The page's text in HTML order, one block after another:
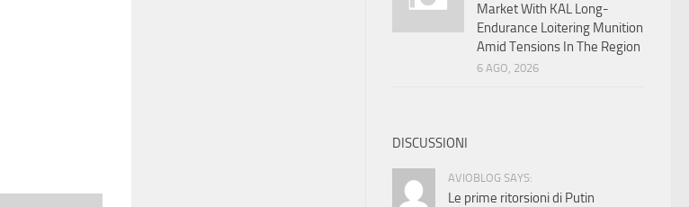
Market With KAL Long-
Endurance Loitering Munition
Amid Tensions In The Region
6 AGO, 2026
DISCUSSIONI
AVIOBLOG SAYS:
Le prime ritorsioni di Putin